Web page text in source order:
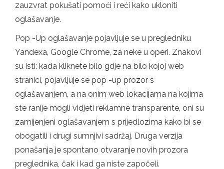
zauzvrat pokušati pomoći i reći kako ukloniti
oglašavanje.
Pop -Up oglašavanje pojavljuje se u pregledniku
Yandexa, Google Chrome, za neke u operi. Znakovi
su isti: kada kliknete bilo gdje na bilo kojoj web
stranici, pojavljuje se pop -up prozor s
oglašavanjem, a na onim web lokacijama na kojima
ste ranije mogli vidjeti reklamne transparente, oni su
zamijenjeni oglašavanjem s prijedlozima kako bi se
obogatili i drugi sumnjivi sadržaj. Druga verzija
ponašanja je spontano otvaranje novih prozora
preglednika, čak i kad ga niste započeli.